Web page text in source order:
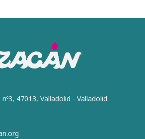
47013, Valladolid - Valladolid